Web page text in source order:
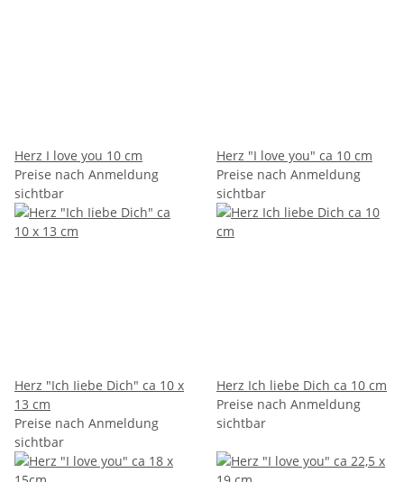
Herz I love you 10 cm
Preise nach Anmeldung
sichtbar
Herz "I love you" ca 10 cm
Preise nach Anmeldung
sichtbar
Herz "Ich Iiebe Dich" ca 10 x
13 cm
Preise nach Anmeldung
sichtbar
Herz Ich liebe Dich ca 10 cm
Preise nach Anmeldung
sichtbar